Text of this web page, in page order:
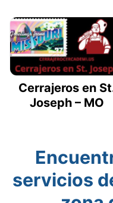
Cerrajeros en
Joseph – MO
servicios